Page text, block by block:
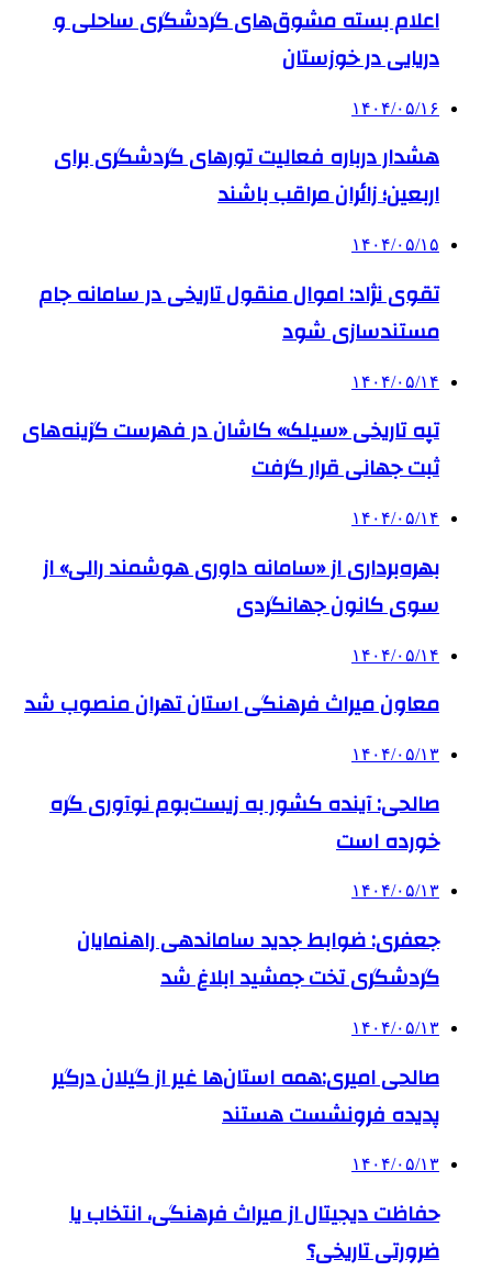
اعلام بسته مشوق‌های گردشگری ساحلی و
دریایی در خوزستان
۱۴۰۴/۰۵/۱۶
هشدار درباره فعالیت تورهای گردشگری برای
اربعین؛ زائران مراقب باشند
۱۴۰۴/۰۵/۱۵
تقوی نژاد: اموال منقول تاریخی در سامانه جام
مستندسازی شود
۱۴۰۴/۰۵/۱۴
تپه تاریخی «سیلک» کاشان در فهرست گزینه‌های
ثبت جهانی قرار گرفت
۱۴۰۴/۰۵/۱۴
بهره‌برداری از «سامانه داوری هوشمند رالی» از
سوی کانون جهانگردی
۱۴۰۴/۰۵/۱۴
معاون میراث فرهنگی استان تهران منصوب شد
۱۴۰۴/۰۵/۱۳
صالحی: آینده کشور به زیست‌بوم نوآوری گره
خورده است
۱۴۰۴/۰۵/۱۳
جعفری: ضوابط جدید ساماندهی راهنمایان
گردشگری تخت جمشید ابلاغ شد
۱۴۰۴/۰۵/۱۳
صالحی امیری:همه استان‌ها غیر از گیلان درگیر
پدیده فرونشست هستند
۱۴۰۴/۰۵/۱۳
حفاظت دیجیتال از میراث فرهنگی، انتخاب یا
ضرورتی تاریخی؟